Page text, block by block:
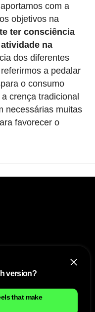
com a
objetivos na
ter consciência
na
dos diferentes
a pedalar
o consumo
crença tradicional
necessárias muitas
favorecer o
version?
that make